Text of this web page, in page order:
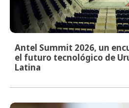
Antel Summit 2026, un
el futuro tecnológico de
Latina